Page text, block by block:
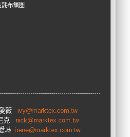
氈布鎖圈
薇 ivy@marktex.com.tw
克 nick@marktex.com.tw
琳 irene@marktex.com.tw